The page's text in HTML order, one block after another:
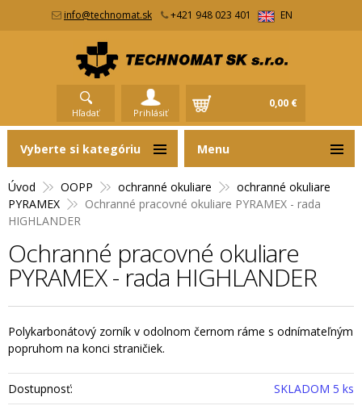
info@technomat.sk +421 948 023 401 EN
Hľadať Prihlásiť
0,00 €
Úvod OOPP ochranné okuliare
ochranné okuliare
PYRAMEX
Ochranné pracovné okuliare PYRAMEX - rada
HIGHLANDER
Ochranné pracovné okuliare
PYRAMEX - rada HIGHLANDER
Polykarbonátový zorník v odolnom černom ráme s odnímateľným
popruhom na konci straničiek.
Dostupnosť:
SKLADOM 5 ks
Vyberte si kategóriu Menu